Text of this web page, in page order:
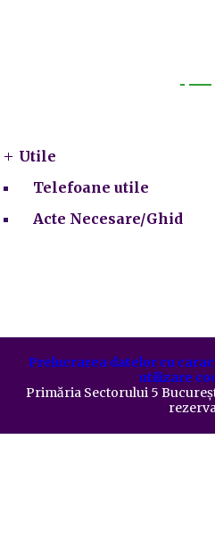
Utile
Telefoane utile
Acte Necesare/Ghid
Prelucrarea datelor cu
utilizare
Primăria Sectorului 5